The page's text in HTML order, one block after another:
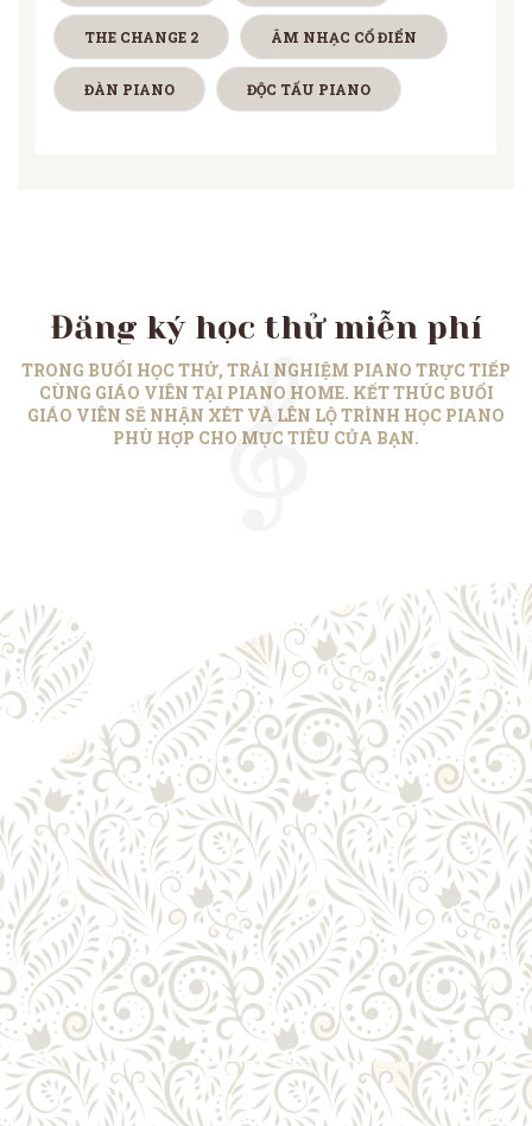
THE CHANGE 2 ÂM NHẠC CỔ ĐIỂN
ĐÀN PIANO ĐỘC TẤU PIANO
Đăng ký học thử miễn phí
TRONG BUỔI HỌC THỬ, TRẢI NGHIỆM PIANO TRỰC TIẾP
CÙNG GIÁO VIÊN TẠI PIANO HOME. KẾT THÚC BUỔI
GIÁO VIÊN SẼ NHẬN XÉT VÀ LÊN LỘ TRÌNH HỌC PIANO
PHÙ HỢP CHO MỤC TIÊU CỦA BẠN.